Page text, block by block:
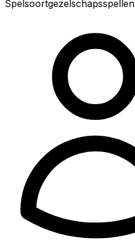
Spelsoortgezelschapsspellen